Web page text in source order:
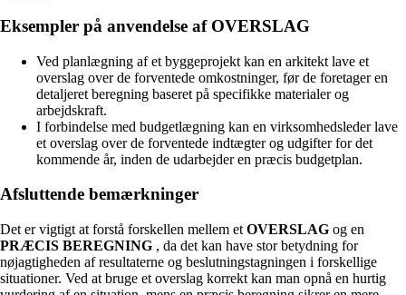
Eksempler på anvendelse af OVERSLAG
Ved planlægning af et byggeprojekt kan en arkitekt lave et
overslag over de forventede omkostninger, før de foretager en
detaljeret beregning baseret på specifikke materialer og
arbejdskraft.
I forbindelse med budgetlægning kan en virksomhedsleder lave
et overslag over de forventede indtægter og udgifter for det
kommende år, inden de udarbejder en præcis budgetplan.
Afsluttende bemærkninger
Det er vigtigt at forstå forskellen mellem et OVERSLAG og en
PRÆCIS BEREGNING , da det kan have stor betydning for
nøjagtigheden af resultaterne og beslutningstagningen i forskellige
situationer. Ved at bruge et overslag korrekt kan man opnå en hurtig